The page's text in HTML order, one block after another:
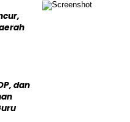
dan